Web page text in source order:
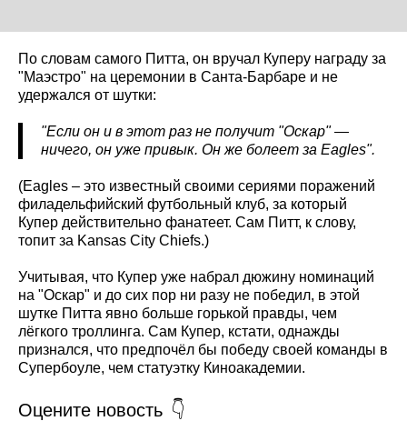
По словам самого Питта, он вручал Куперу награду за
"Маэстро" на церемонии в Санта-Барбаре и не
удержался от шутки:
"Если он и в этот раз не получит "Оскар" —
ничего, он уже привык. Он же болеет за Eagles".
(Eagles – это известный своими сериями поражений
филадельфийский футбольный клуб, за который
Купер действительно фанатеет. Сам Питт, к слову,
топит за Kansas City Chiefs.)
Учитывая, что Купер уже набрал дюжину номинаций
на "Оскар" и до сих пор ни разу не победил, в этой
шутке Питта явно больше горькой правды, чем
лёгкого троллинга. Сам Купер, кстати, однажды
признался, что предпочёл бы победу своей команды в
Супербоуле, чем статуэтку Киноакадемии.
Оцените новость